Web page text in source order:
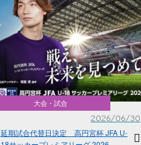
大会・試合
2026/06/30
延期試合代替日決定 高円宮杯 JFA U-